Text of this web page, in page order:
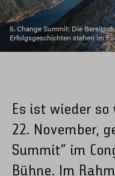
5. Change Summit: Die
Erfolgsgeschichten stehen im
Es ist wieder
22. November,
Summit“ im
Bühne. Im